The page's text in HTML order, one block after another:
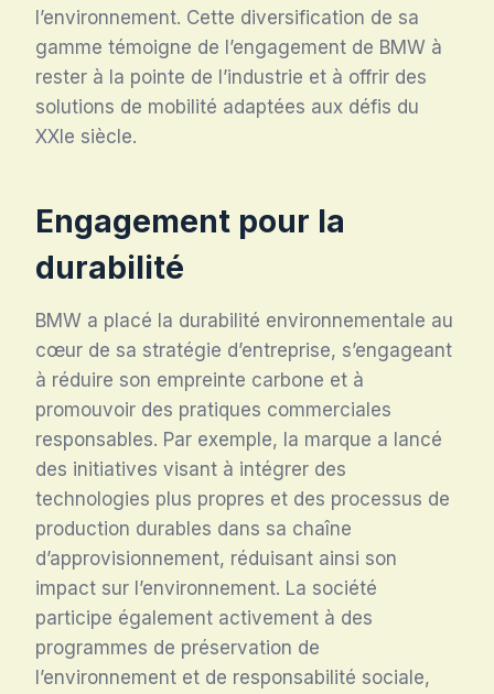
l’environnement. Cette diversification de sa
gamme témoigne de l’engagement de BMW à
rester à la pointe de l’industrie et à offrir des
solutions de mobilité adaptées aux défis du
XXIe siècle.
Engagement pour la
durabilité
BMW a placé la durabilité environnementale au
cœur de sa stratégie d’entreprise, s’engageant
à réduire son empreinte carbone et à
promouvoir des pratiques commerciales
responsables. Par exemple, la marque a lancé
des initiatives visant à intégrer des
technologies plus propres et des processus de
production durables dans sa chaîne
d’approvisionnement, réduisant ainsi son
impact sur l’environnement. La société
participe également activement à des
programmes de préservation de
l’environnement et de responsabilité sociale,